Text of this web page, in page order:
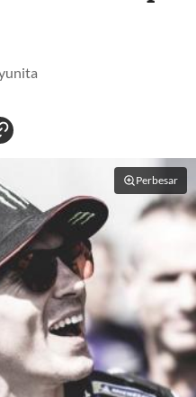
Perbesar